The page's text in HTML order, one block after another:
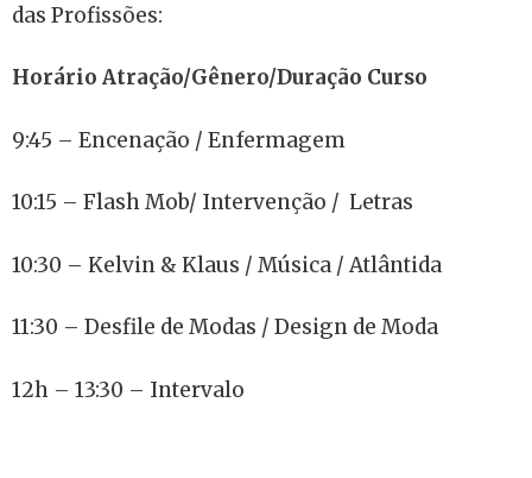
das Profissões:
Horário Atração/Gênero/Duração Curso
9:45 – Encenação / Enfermagem
10:15 – Flash Mob/ Intervenção / Letras
10:30 – Kelvin & Klaus / Música / Atlântida
11:30 – Desfile de Modas / Design de Moda
12h – 13:30 – Intervalo